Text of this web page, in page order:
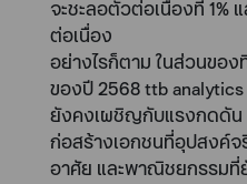
จะชะลอตัวต่อเนื่องที่ 1%
ต่อเนื่อง
อย่างไรก็ตาม ในส่วนขอ
ของปี 2568 ttb
ยังคงเผชิญกับแรงกดดัน
ก่อสร้างเอกชนที่อุปสงค์
อาศัย และพาณิชยกรรมที่